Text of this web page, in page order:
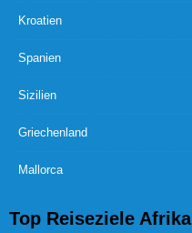
Kroatien
Spanien
Sizilien
Griechenland
Mallorca
Top Reiseziele Afrika